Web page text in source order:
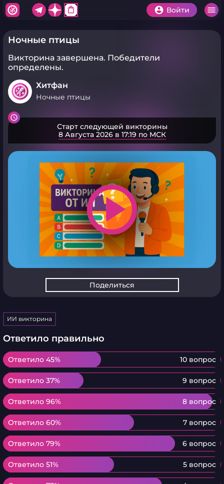
shopping_bag Войти
Ночные птицы
Викторина завершена. Победители
определены.
Хитфан
Ночные птицы
Старт следующей викторины
8 Августа 2026 в 17:19 по МСК
play_arrow
Поделиться
ИИ викторина
Ответило правильно
Ответило 45% 10 вопрос
Ответило 45%
Ответило 37% 9 вопрос
Ответило 37%
Ответило 96% 8 вопрос
Ответило 96%
Ответило 60% 7 вопрос
Ответило 60%
Ответило 79% 6 вопрос
Ответило 79%
Ответило 51% 5 вопрос
Ответило 51%